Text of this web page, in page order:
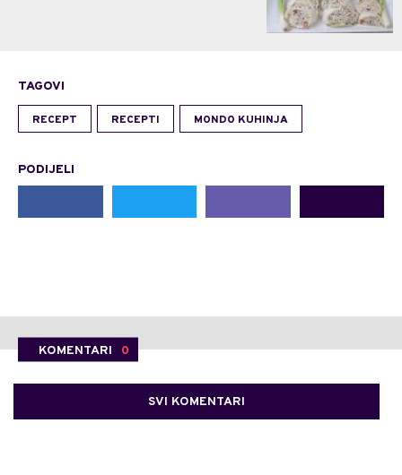
TAGOVI
RECEPT RECEPTI MONDO KUHINJA
PODIJELI
KOMENTARI 0
SVI KOMENTARI